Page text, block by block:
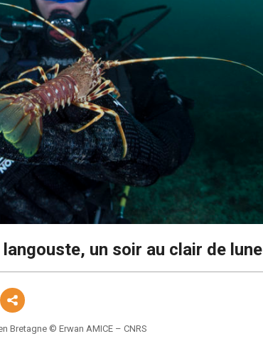
un soir au clair de lune
Bretagne © Erwan AMICE – CNRS